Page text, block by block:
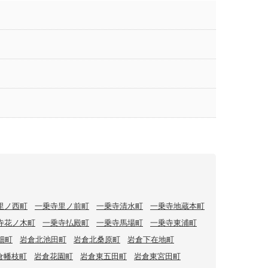
ノ西町 一乗寺里ノ前町 一乗寺清水町
一乗寺地蔵本町
花ノ木町 一乗寺払殿町 一乗寺馬場町
一乗寺東浦町
町 岩倉北池田町 岩倉北桑原町
岩倉下在地町
幡枝町 岩倉花園町 岩倉東五田町
岩倉東宮田町